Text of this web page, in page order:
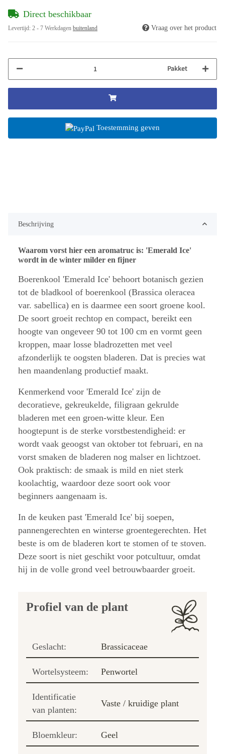
Direct beschikbaar
Levertijd: 2 - 7 Werkdagen buitenland Vraag over het product
Pakket
Toestemming geven
Beschrijving
Waarom vorst hier een aromatruc is: 'Emerald Ice'
wordt in de winter milder en fijner
Boerenkool 'Emerald Ice' behoort botanisch gezien
tot de bladkool of boerenkool (Brassica oleracea
var. sabellica) en is daarmee een soort groene kool.
De soort groeit rechtop en compact, bereikt een
hoogte van ongeveer 90 tot 100 cm en vormt geen
kroppen, maar losse bladrozetten met veel
afzonderlijk te oogsten bladeren. Dat is precies wat
hen maandenlang productief maakt.
Kenmerkend voor 'Emerald Ice' zijn de
decoratieve, gekreukelde, filigraan gekrulde
bladeren met een groen-witte kleur. Een
hoogtepunt is de sterke vorstbestendigheid: er
wordt vaak geoogst van oktober tot februari, en na
vorst smaken de bladeren nog malser en lichtzoet.
Ook praktisch: de smaak is mild en niet sterk
koolachtig, waardoor deze soort ook voor
beginners aangenaam is.
In de keuken past 'Emerald Ice' bij soepen,
pannengerechten en winterse groentegerechten. Het
beste is om de bladeren kort te stomen of te stoven.
Deze soort is niet geschikt voor potcultuur, omdat
hij in de volle grond veel betrouwbaarder groeit.
Profiel van de plant
Geslacht: Brassicaceae
Wortelsysteem: Penwortel
Identificatie
van planten:
Vaste / kruidige plant
Bloemkleur: Geel